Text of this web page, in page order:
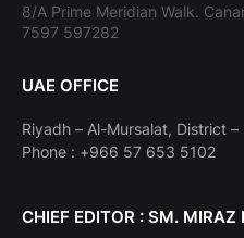
8/A Prime Meridian Walk.
7597 597282
UAE OFFICE
Riyadh – Al-Mursalat, District
Phone : +966 57 653 5102
CHIEF EDITOR : SM. MIRAZ